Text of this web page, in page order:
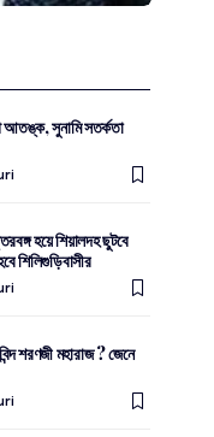
আতঙ্ক, সুনামি সতর্কতা
হয়ে শিয়ালদহ ছুটবে
শিলিগুড়িবাসীর
শরণজী মহারাজ ? জেনে